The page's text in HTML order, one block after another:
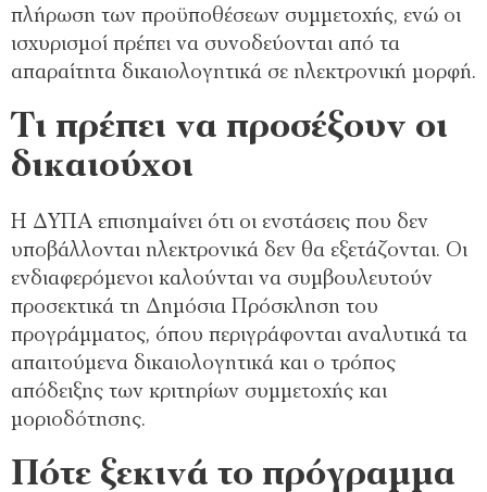
πλήρωση των προϋποθέσεων συμμετοχής, ενώ οι
ισχυρισμοί πρέπει να συνοδεύονται από τα
απαραίτητα δικαιολογητικά σε ηλεκτρονική μορφή.
Τι πρέπει να προσέξουν οι
δικαιούχοι
Η ΔΥΠΑ επισημαίνει ότι οι ενστάσεις που δεν
υποβάλλονται ηλεκτρονικά δεν θα εξετάζονται. Οι
ενδιαφερόμενοι καλούνται να συμβουλευτούν
προσεκτικά τη Δημόσια Πρόσκληση του
προγράμματος, όπου περιγράφονται αναλυτικά τα
απαιτούμενα δικαιολογητικά και ο τρόπος
απόδειξης των κριτηρίων συμμετοχής και
μοριοδότησης.
Πότε ξεκινά το πρόγραμμα